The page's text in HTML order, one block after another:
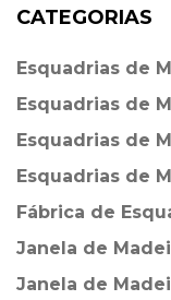
CATEGORIAS
Esquadrias de
Esquadrias de
Esquadrias de
Esquadrias de
Fábrica de
Janela de
Janela de